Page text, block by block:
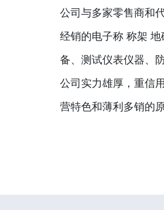
公司与多家零售商和
经销的电子称 称架
备、测试仪表仪器、
公司实力雄厚，重信
营特色和薄利多销的